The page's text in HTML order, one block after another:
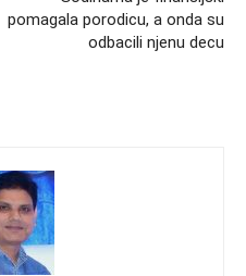
pomagala porodicu, a onda su
odbacili njenu decu